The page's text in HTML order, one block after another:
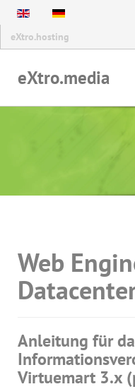
eXtro.hosting
eXtro.media
Web
Anleitung für
Virtuemart 3.x